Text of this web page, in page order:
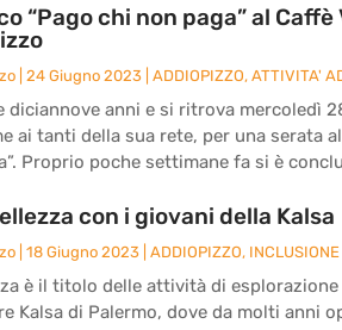
“Pago chi non paga” al
24 Giugno 2023 ADDIOPIZZO, ATTIVITA'
diciannove anni e si ritrova mercoledì
ai tanti della sua rete, per una serata
Proprio poche settimane fa si è
con i giovani della Kalsa
18 Giugno 2023 ADDIOPIZZO,
è il titolo delle attività di
Kalsa di Palermo, dove da molti anni